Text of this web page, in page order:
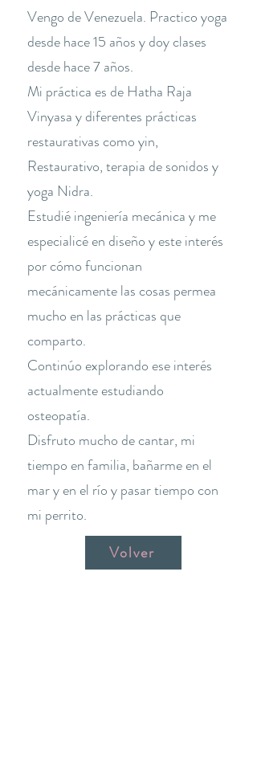
Vengo de Venezuela. Practico yoga
desde hace 15 años y doy clases
desde hace 7 años.
Mi práctica es de Hatha Raja
Vinyasa y diferentes prácticas
restaurativas como yin,
Restaurativo, terapia de sonidos y
yoga Nidra.
Estudié ingeniería mecánica y me
especialicé en diseño y este interés
por cómo funcionan
mecánicamente las cosas permea
mucho en las prácticas que
comparto.
Continúo explorando ese interés
actualmente estudiando
osteopatía.
Disfruto mucho de cantar, mi
tiempo en familia, bañarme en el
mar y en el río y pasar tiempo con
mi perrito.
Volver